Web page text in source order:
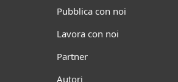
Pubblica con noi
Lavora con noi
Partner
Autori